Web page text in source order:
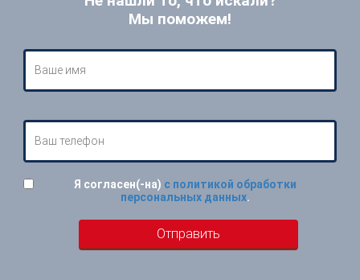
Мы поможем!
Я согласен(-на) с политикой обработки
персональных данных.